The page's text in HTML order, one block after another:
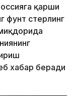
қарши
фунт стерлинг
хабар беради